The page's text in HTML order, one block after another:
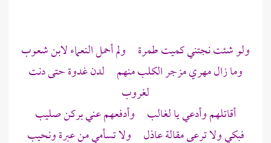
ولو شئت نجتني كميت طمرة ولم أحمل النعماءلابن شعوب
وما زال مهري مزجر الكلب منهم لدن غدوة حتى دنت
لغروب
أقاتلهم وأدعي يا لغالب وأدفعهم عني بركن صليب
فبكي ولا ترعى مقالة عاذل ولا تسأمي من عبرة ونحيب